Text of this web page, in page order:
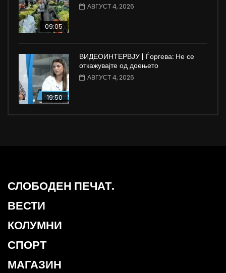
09:05
АВГУСТ 4, 2026
19:50
ВИДЕОИНТЕРВЈУ | Ѓоргева: Не се
откажувајте од доењето
АВГУСТ 4, 2026
СЛОБОДЕН ПЕЧАТ.
ВЕСТИ
КОЛУМНИ
СПОРТ
МАГАЗИН